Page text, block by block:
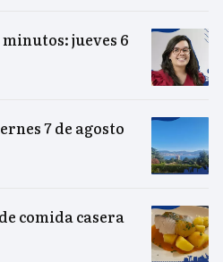
jueves 6
7 de agosto
comida casera